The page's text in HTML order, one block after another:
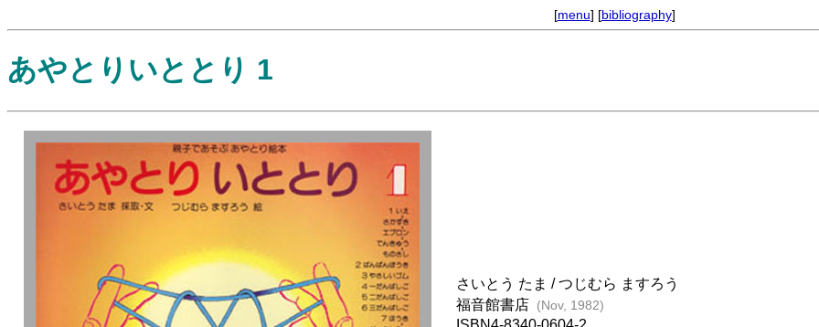
[menu] [bibliography]
あやとりいととり 1
さいとう たま / つじむら ますろう
福音館書店 (Nov, 1982)